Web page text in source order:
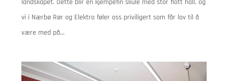
landskapet. Dette blir en kjempefin skule med stor flott hall, og
vi i Nærbø Rør og Elektro føler oss priviligert som får lov til å
være med på...